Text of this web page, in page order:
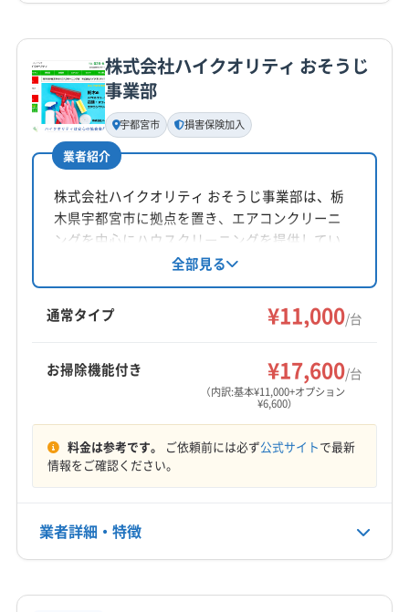
(埼玉県) 比企郡吉見町
(埼玉県) 比企郡川島町
(埼玉県) 北葛飾郡松伏町
(埼玉県) 北葛飾郡杉戸町
(埼玉県) 北足立郡伊奈町
(埼玉県) 北本市
(埼玉県) 蓮田市
(東京都) 葛飾区
(東京都) 足立区
(群馬県) 邑楽郡千代田町
(群馬県) 邑楽郡大泉町
(群馬県) 邑楽郡板倉町
(群馬県) 邑楽郡明和町
(群馬県) 邑楽郡邑楽町
(茨城県) つくば市
(茨城県) 猿島郡五霞町
(茨城県) 下妻市
(茨城県) 結城郡八千代町
(茨城県) 結城市
(茨城県) 古河市
(茨城県) 坂東市
(茨城県) 桜川市
(茨城県) 守谷市
(茨城県) 筑西市 (茨城県) 土浦市
基本情報
代表者名
非公開
所在地
対応地域
(千葉県) 我孫子市
(埼玉県) さいたま市浦和区
(埼玉県) さいたま市岩槻区
(埼玉県) さいたま市西区
(埼玉県) さいたま市大宮区
(埼玉県) さいたま市南区
(埼玉県) さいたま市北区
(埼玉県) さいたま市緑区
(埼玉県) ふじみ野市
(埼玉県) 羽生市
(埼玉県) 越谷市
(埼玉県) 戸田市
営業時間
定休日
なし
非公開
公式サイトを見る
株式会社ハイクオリティ おそうじ
事業部
宇都宮市 損害保険加入
業者紹介
株式会社ハイクオリティ おそうじ事業部は、栃
木県宇都宮市に拠点を置き、エアコンクリーニ
ングを中心にハウスクリーニングを提供してい
ます。ハウスクリーニング士が在籍し、損害保
険加入済み。基本料金11,000円/台で、お掃除機
能付きエアコンは6,600円/台、消臭抗菌コート
1,650円/台などのオプションがあります。土日祝
す。
全部見る
通常タイプ ¥11,000/台
お掃除機能付き ¥17,600/台
（内訳:基本¥11,000+オプション
¥6,600）
料金は参考です。 ご依頼前には必ず公式サイトで最新
情報をご確認ください。
業者詳細・特徴